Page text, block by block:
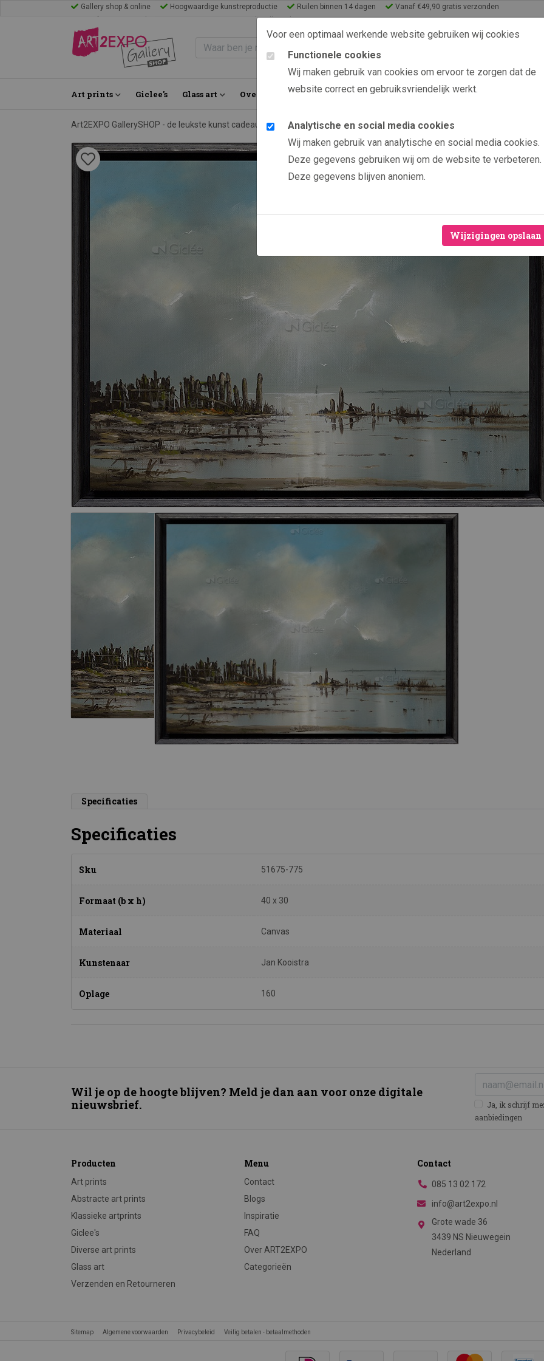
Voor een optimaal werkende website gebruiken wij cookies
Functionele cookies
Wij maken gebruik van cookies om ervoor te zorgen dat de
website correct en gebruiksvriendelijk werkt.
Analytische en social media cookies
Wij maken gebruik van analytische en social media cookies.
Deze gegevens gebruiken wij om de website te verbeteren.
Deze gegevens blijven anoniem.
Wijzigingen opslaan
Gallery shop & online Hoogwaardige kunstreproductie Ruilen binnen 14 dagen
Vanaf €49,90 gratis verzonden
Bezoek Gallery Shop
Art prints Giclee's Glass art Over ons
Art2EXPO GallerySHOP - de leukste kunst cadeau ideeën Producten Wachters
Door
Veelal
Specificaties
Specificaties
Sku 51675-775
Formaat (b x h) 40 x 30
Materiaal Canvas
Kunstenaar Jan Kooistra
Oplage 160
Wil je op de hoogte blijven? Meld je dan aan voor onze digitale
nieuwsbrief.
Ja, ik schrijf
aanbiedingen
Producten
Art prints
Abstracte art prints
Klassieke artprints
Giclee's
Diverse art prints
Glass art
Verzenden en Retourneren
Menu
Contact
Blogs
Inspiratie
FAQ
Over ART2EXPO
Categorieën
Contact
085 13 02 172
info@art2expo.nl
Grote wade 36
3439 NS Nieuwegein
Nederland
Sitemap Algemene voorwaarden Privacybeleid Veilig betalen - betaalmethoden